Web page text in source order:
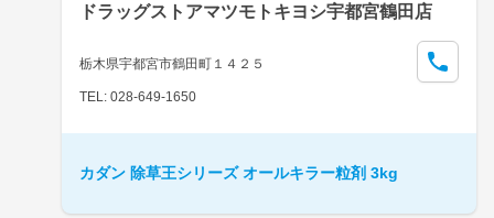
ドラッグストアマツモトキヨシ宇都宮鶴田店
栃木県宇都宮市鶴田町１４２５
TEL: 028-649-1650
カダン 除草王シリーズ オールキラー粒剤 3kg